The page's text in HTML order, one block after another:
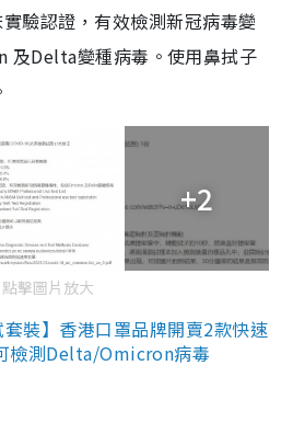
驗認證，有效檢測新冠病毒變
及Delta變種病毒。使用鼻拭子
+2
點擊圖片放大
裝】香港口罩品牌開賣2款快速
檢測Delta/Omicron病毒